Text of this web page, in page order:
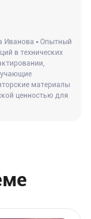
Иванова ▪ Опытный
в технических
материалы
ценностью для